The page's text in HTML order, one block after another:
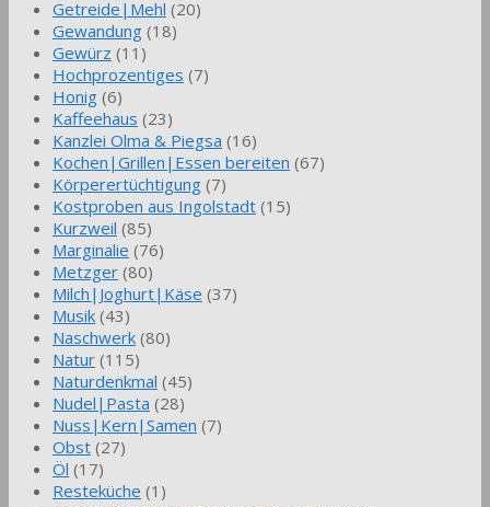
Getreide|Mehl (20)
Gewandung (18)
Gewürz (11)
Hochprozentiges (7)
Honig (6)
Kaffeehaus (23)
Kanzlei Olma & Piegsa (16)
Kochen|Grillen|Essen bereiten (67)
Körperertüchtigung (7)
Kostproben aus Ingolstadt (15)
Kurzweil (85)
Marginalie (76)
Metzger (80)
Milch|Joghurt|Käse (37)
Musik (43)
Naschwerk (80)
Natur (115)
Naturdenkmal (45)
Nudel|Pasta (28)
Nuss|Kern|Samen (7)
Obst (27)
Öl (17)
Resteküche (1)